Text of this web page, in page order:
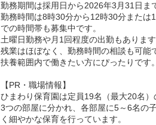
勤務期間は採用日から2026年3月31日ま
勤務時間は8時30分から12時30分または
での時間帯も募集中です。
土曜日勤務や月1回程度の出勤もあります
残業はほぼなく、勤務時間の相談も可能
扶養範囲内で働きたい方にぴったりです。
【PR・職場情報】
ひまわり保育園は定員19名（最大20名）
3つの部屋に分かれ、各部屋に5～6名の
く細やかな保育を行っています。